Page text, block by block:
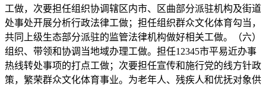
工做，次要担任组织协调辖区内市、区曲部分派驻机构及街道
处事处开展分析行政法律工做；担任组织群众文化体育勾当，
共同上级生态部分派驻的监管法律机构做好相关工做。（六）
组织、带领和协调当地域办理工做。担任12345市平易近办事
热线转处事项的打点工做；次要担任宣传和施行党的线方针政
策，繁荣群众文化体育事业。为老年人、残疾人和优抚对象供